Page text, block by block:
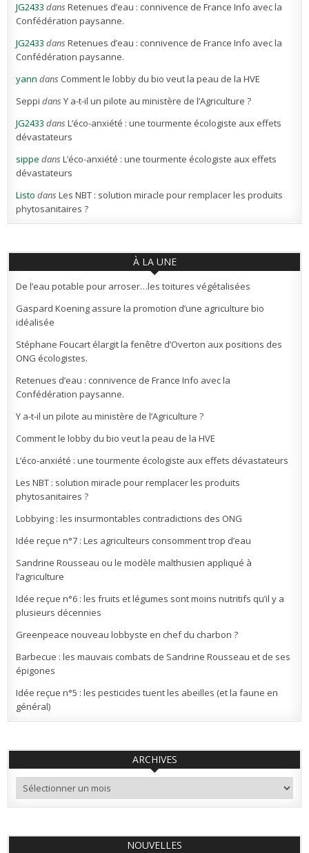
JG2433 dansRetenues d’eau : connivence de France Info avec la
Confédération paysanne.
JG2433 dansRetenues d’eau : connivence de France Info avec la
Confédération paysanne.
yann dans Comment le lobby du bio veut la peau de la HVE
Seppi dansY a-t-il un pilote au ministère de l’Agriculture ?
JG2433 dansL’éco-anxiété : une tourmente écologiste aux effets
dévastateurs
sippe dansL’éco-anxiété : une tourmente écologiste aux effets
dévastateurs
Listo dansLes NBT : solution miracle pour remplacer les produits
phytosanitaires ?
À LA UNE
De l’eau potable pour arroser…les toitures végétalisées
Gaspard Koening assure la promotion d’une agriculture bio
idéalisée
Stéphane Foucart élargit la fenêtre d’Overton aux positions des
ONG écologistes.
Retenues d’eau : connivence de France Info avec la
Confédération paysanne.
Y a-t-il un pilote au ministère de l’Agriculture ?
Comment le lobby du bio veut la peau de la HVE
L’éco-anxiété : une tourmente écologiste aux effets dévastateurs
Les NBT : solution miracle pour remplacer les produits
phytosanitaires ?
Lobbying : les insurmontables contradictions des ONG
Idée reçue n°7 : Les agriculteurs consomment trop d’eau
Sandrine Rousseau ou le modèle malthusien appliqué à
l’agriculture
Idée reçue n°6 : les fruits et légumes sont moins nutritifs qu’il y a
plusieurs décennies
Greenpeace nouveau lobbyste en chef du charbon ?
Barbecue : les mauvais combats de Sandrine Rousseau et de ses
épigones
Idée reçue n°5 : les pesticides tuent les abeilles (et la faune en
général)
ARCHIVES
Archives
NOUVELLES